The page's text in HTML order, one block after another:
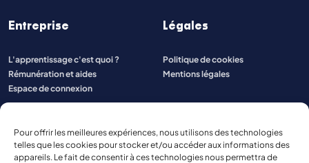
Pour offrir les meilleures expériences, nous utilisons des technologies
telles que les cookies pour stocker et/ou accéder aux informations des
appareils. Le fait de consentir à ces technologies nous permettra de
Entreprise
L'apprentissage c'est quoi ?
Rémunération et aides
Espace de connexion
Légales
Politique de cookies
Mentions légales